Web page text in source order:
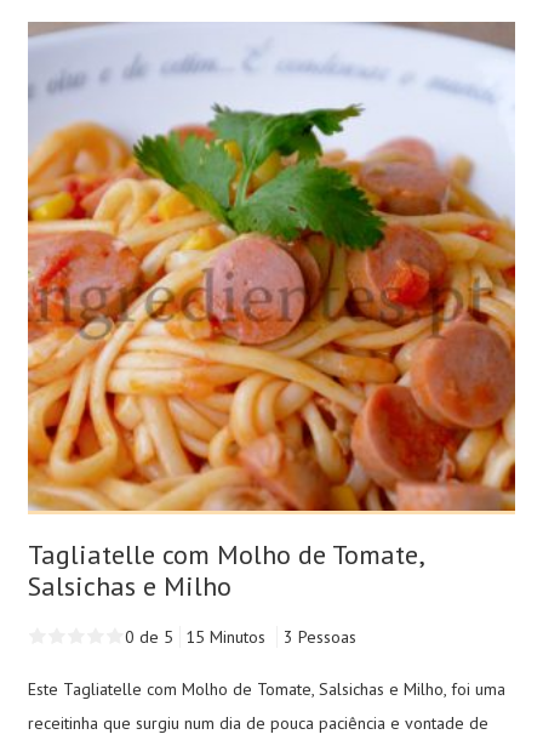
Tagliatelle com Molho de Tomate,
Salsichas e Milho
0 de 5 15 Minutos 3 Pessoas
Este Tagliatelle com Molho de Tomate, Salsichas e Milho, foi uma
receitinha que surgiu num dia de pouca paciência e vontade de